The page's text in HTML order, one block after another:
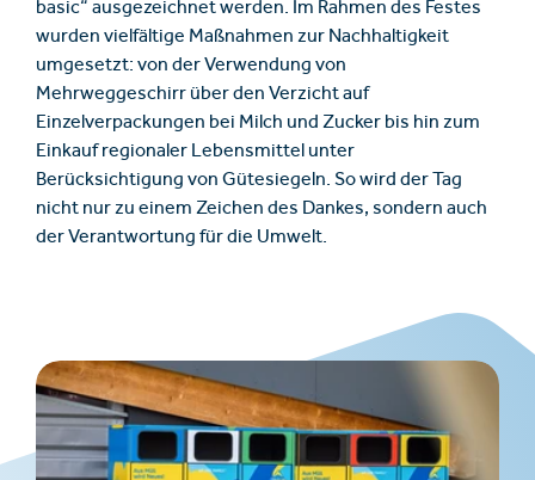
basic“ ausgezeichnet werden. Im Rahmen des Festes
wurden vielfältige Maßnahmen zur Nachhaltigkeit
umgesetzt: von der Verwendung von
Mehrweggeschirr über den Verzicht auf
Einzelverpackungen bei Milch und Zucker bis hin zum
Einkauf regionaler Lebensmittel unter
Berücksichtigung von Gütesiegeln. So wird der Tag
nicht nur zu einem Zeichen des Dankes, sondern auch
der Verantwortung für die Umwelt.